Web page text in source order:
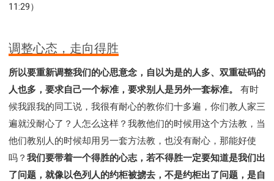
11:29）
调整心态，走向得胜
所以要重新调整我们的心思意念，自以为是的人多、双重砝码的
人也多，要求自己一个标准，要求别人是另外一套标准。
有时
候我跟我的同工说，我很有耐心的教你们十多遍，你们教人家三
遍就没耐心了？人怎么这样？我教他们的时候用这个方法教，当
他们教别人的时候却用另一套方法教，也没有耐心，那能好使
吗？ 我们要带着一个得胜的心志，若不得胜一定要知道是我们出
了问题，就像以色列人的约柜被掳去，不是约柜出了问题，是自